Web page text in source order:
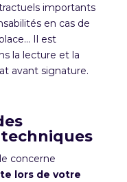
importants
en cas de
Il est
la lecture et la
avant signature.
concerne
lors de votre